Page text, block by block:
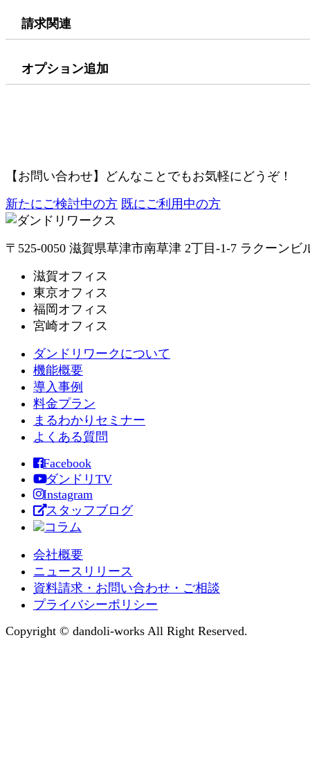
請求関連
オプション追加
【お問い合わせ】 どんなことでもお気軽にどうぞ！
新たにご検討中の方 既にご利用中の方
〒525-0050 滋賀県草津市南草津 2丁目-1-7 ラクーンビ
滋賀オフィス
東京オフィス
福岡オフィス
宮崎オフィス
ダンドリワークについて
機能概要
導入事例
料金プラン
まるわかりセミナー
よくある質問
Facebook
ダンドリTV
Instagram
スタッフブログ
コラム
会社概要
ニュースリリース
資料請求・お問い合わせ・ご相談
プライバシーポリシー
Copyright © dandoli-works All Right Reserved.